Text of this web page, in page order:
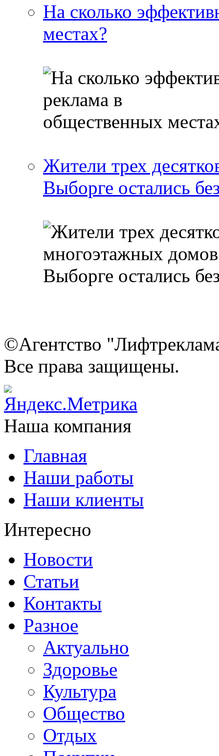
На сколько
местах?
Жители трех
Выборге остались
©Агентство
Все права защищены.
Наша компания
Главная
Наши работы
Наши клиенты
Интересно
Новости
Статьи
Контакты
Разное
Актуально
Здоровье
Культура
Общество
Отдых